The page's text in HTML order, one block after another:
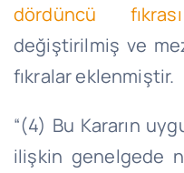
dördüncü fıkrası
değiştirilmiş ve
fıkralar eklenmiştir.
“(4) Bu Kararın
ilişkin genelgede